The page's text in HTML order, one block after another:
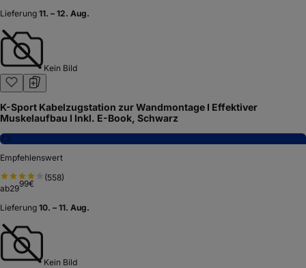
Lieferung 11. – 12. Aug.
Kein Bild
K-Sport Kabelzugstation zur Wandmontage I Effektiver
Muskelaufbau I Inkl. E-Book, Schwarz
7,2
Empfehlenswert
(558)
ab2999€
Lieferung 10. – 11. Aug.
Kein Bild